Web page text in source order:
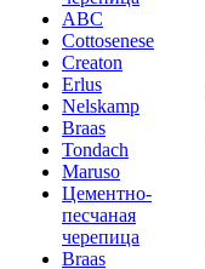
ABC
Cottosenese
Creaton
Erlus
Nelskamp
Braas
Tondach
Maruso
Цементно-
песчаная
черепица
Braas